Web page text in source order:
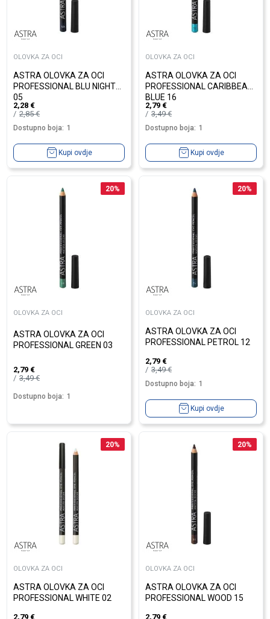
OLOVKA ZA OCI
ASTRA OLOVKA ZA OCI
PROFESSIONAL BLU NIGHT
05
2,28 €
2,85€
Dostupno boja: 1
Kupi ovdje
OLOVKA ZA OCI
ASTRA OLOVKA ZA OCI
PROFESSIONAL CARIBBEAN
BLUE 16
2,79 €
3,49€
Dostupno boja: 1
Kupi ovdje
20%
OLOVKA ZA OCI
ASTRA OLOVKA ZA OCI
PROFESSIONAL GREEN 03
2,79 €
3,49€
Dostupno boja: 1
20%
OLOVKA ZA OCI
ASTRA OLOVKA ZA OCI
PROFESSIONAL PETROL 12
2,79 €
3,49€
Dostupno boja: 1
Kupi ovdje
20%
OLOVKA ZA OCI
ASTRA OLOVKA ZA OCI
PROFESSIONAL WHITE 02
2,79 €
20%
OLOVKA ZA OCI
ASTRA OLOVKA ZA OCI
PROFESSIONAL WOOD 15
2,79 €